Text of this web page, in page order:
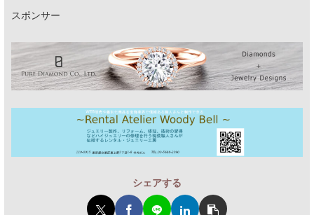
スポンサー
シェアする